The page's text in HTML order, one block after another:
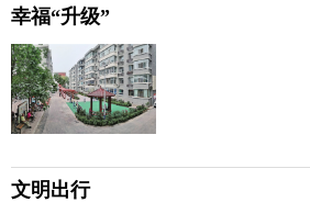
幸福“升级”
文明出行